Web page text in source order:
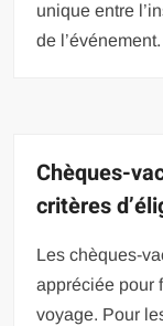
unique entre
de
Chèques-
critères
Les chèques-
appréciée pour
voyage. Pour